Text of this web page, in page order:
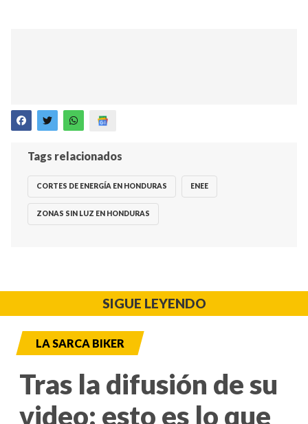
Tags relacionados
CORTES DE ENERGÍA EN HONDURAS ENEE
ZONAS SIN LUZ EN HONDURAS
SIGUE LEYENDO
LA SARCA BIKER
Tras la difusión de su
video: esto es lo que